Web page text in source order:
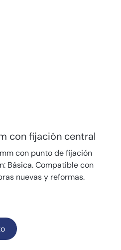
con fijación central
con punto de fijación
Básica. Compatible con
nuevas y reformas.